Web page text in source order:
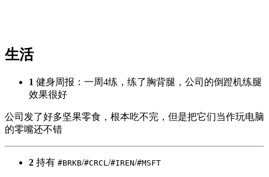
生活
1 健身周报：一周4练，练了胸背腿，公司的倒蹬机练腿
效果很好
公司发了好多坚果零食，根本吃不完，但是把它们当作玩电脑
的零嘴还不错
2 持有 #BRKB/#CRCL/#IREN/#MSFT